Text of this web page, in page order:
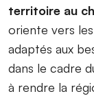
territoire au
oriente vers
adaptés aux
dans le cadre
à rendre la